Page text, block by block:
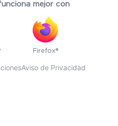
mejor con
Firefox®
Aviso de Privacidad